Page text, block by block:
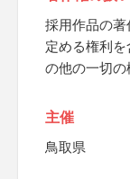
採用作品の著
定める権利
の他の一切
主催
鳥取県